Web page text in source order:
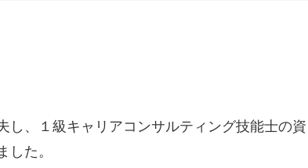
し、１級キャリアコンサルティング技能士の資
た。